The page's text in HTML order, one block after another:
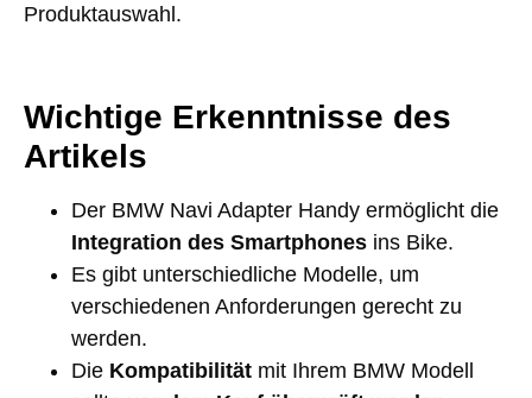
Produktauswahl.
Wichtige Erkenntnisse des
Artikels
Der BMW Navi Adapter Handy ermöglicht die
Integration des Smartphones ins Bike.
Es gibt unterschiedliche Modelle, um
verschiedenen Anforderungen gerecht zu
werden.
Die Kompatibilität mit Ihrem BMW Modell